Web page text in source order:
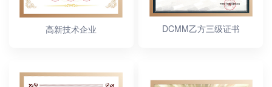
高新技术企业 DCMM乙方三级证书